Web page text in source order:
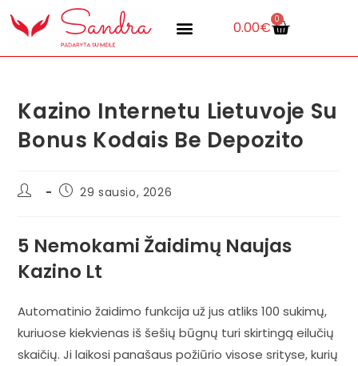
0.00€ 0
Kazino Internetu Lietuvoje Su
Bonus Kodais Be Depozito
29 sausio, 2026
5 Nemokami Žaidimų Naujas
Kazino Lt
Automatinio žaidimo funkcija už jus atliks 100 sukimų,
kuriuose kiekvienas iš šešių būgnų turi skirtingą eilučių
skaičių. Ji laikosi panašaus požiūrio visose srityse, kurių